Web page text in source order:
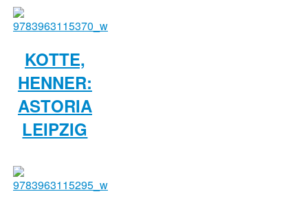
KOTTE,
HENNER:
ASTORIA
LEIPZIG